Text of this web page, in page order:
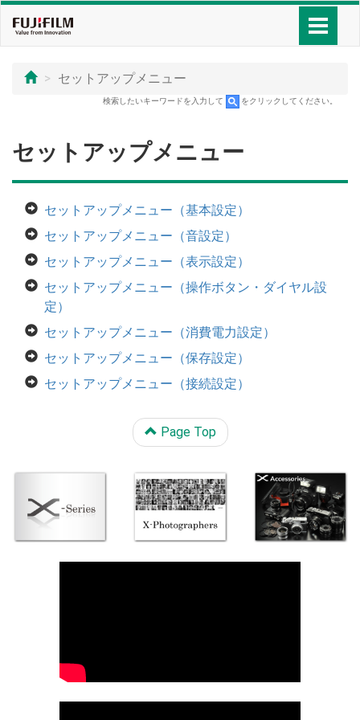
セットアップメニュー
検索したいキーワードを入力して をクリックしてください。
セットアップメニュー
セットアップメニュー（基本設定）
セットアップメニュー（音設定）
セットアップメニュー（表示設定）
セットアップメニュー（操作ボタン・ダイヤル設
定）
セットアップメニュー（消費電力設定）
セットアップメニュー（保存設定）
セットアップメニュー（接続設定）
Page Top